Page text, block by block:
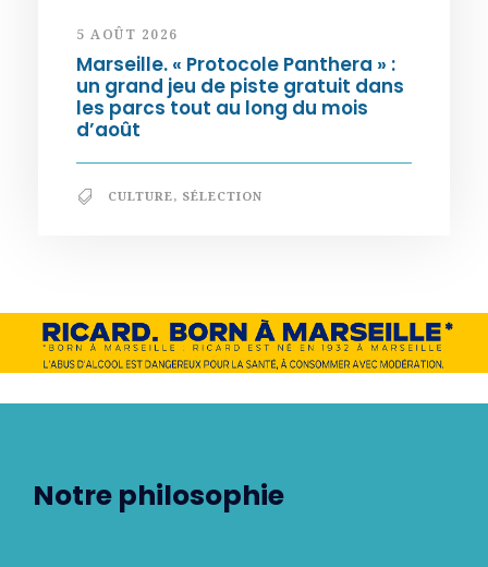
5 AOÛT 2026
Marseille. « Protocole Panthera » :
un grand jeu de piste gratuit dans
les parcs tout au long du mois
d’août
CULTURE, SÉLECTION
Notre philosophie